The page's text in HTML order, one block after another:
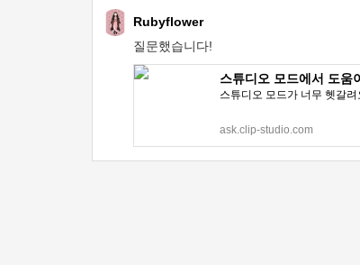
Rubyflower
질문했습니다!
스튜디오 모드에서 도움
스튜디오 모드가 너무 헷갈
ask.clip-studio.com